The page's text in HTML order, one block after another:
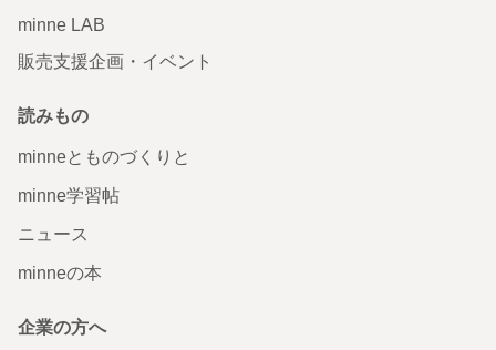
minne LAB
販売支援企画・イベント
読みもの
minneとものづくりと
minne学習帖
ニュース
minneの本
企業の方へ